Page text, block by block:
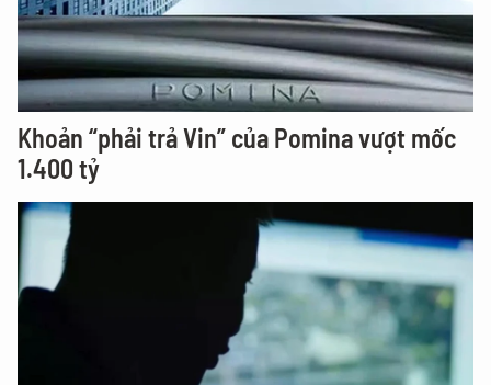
Khoản “phải trả Vin” của Pomina vượt mốc
1.400 tỷ